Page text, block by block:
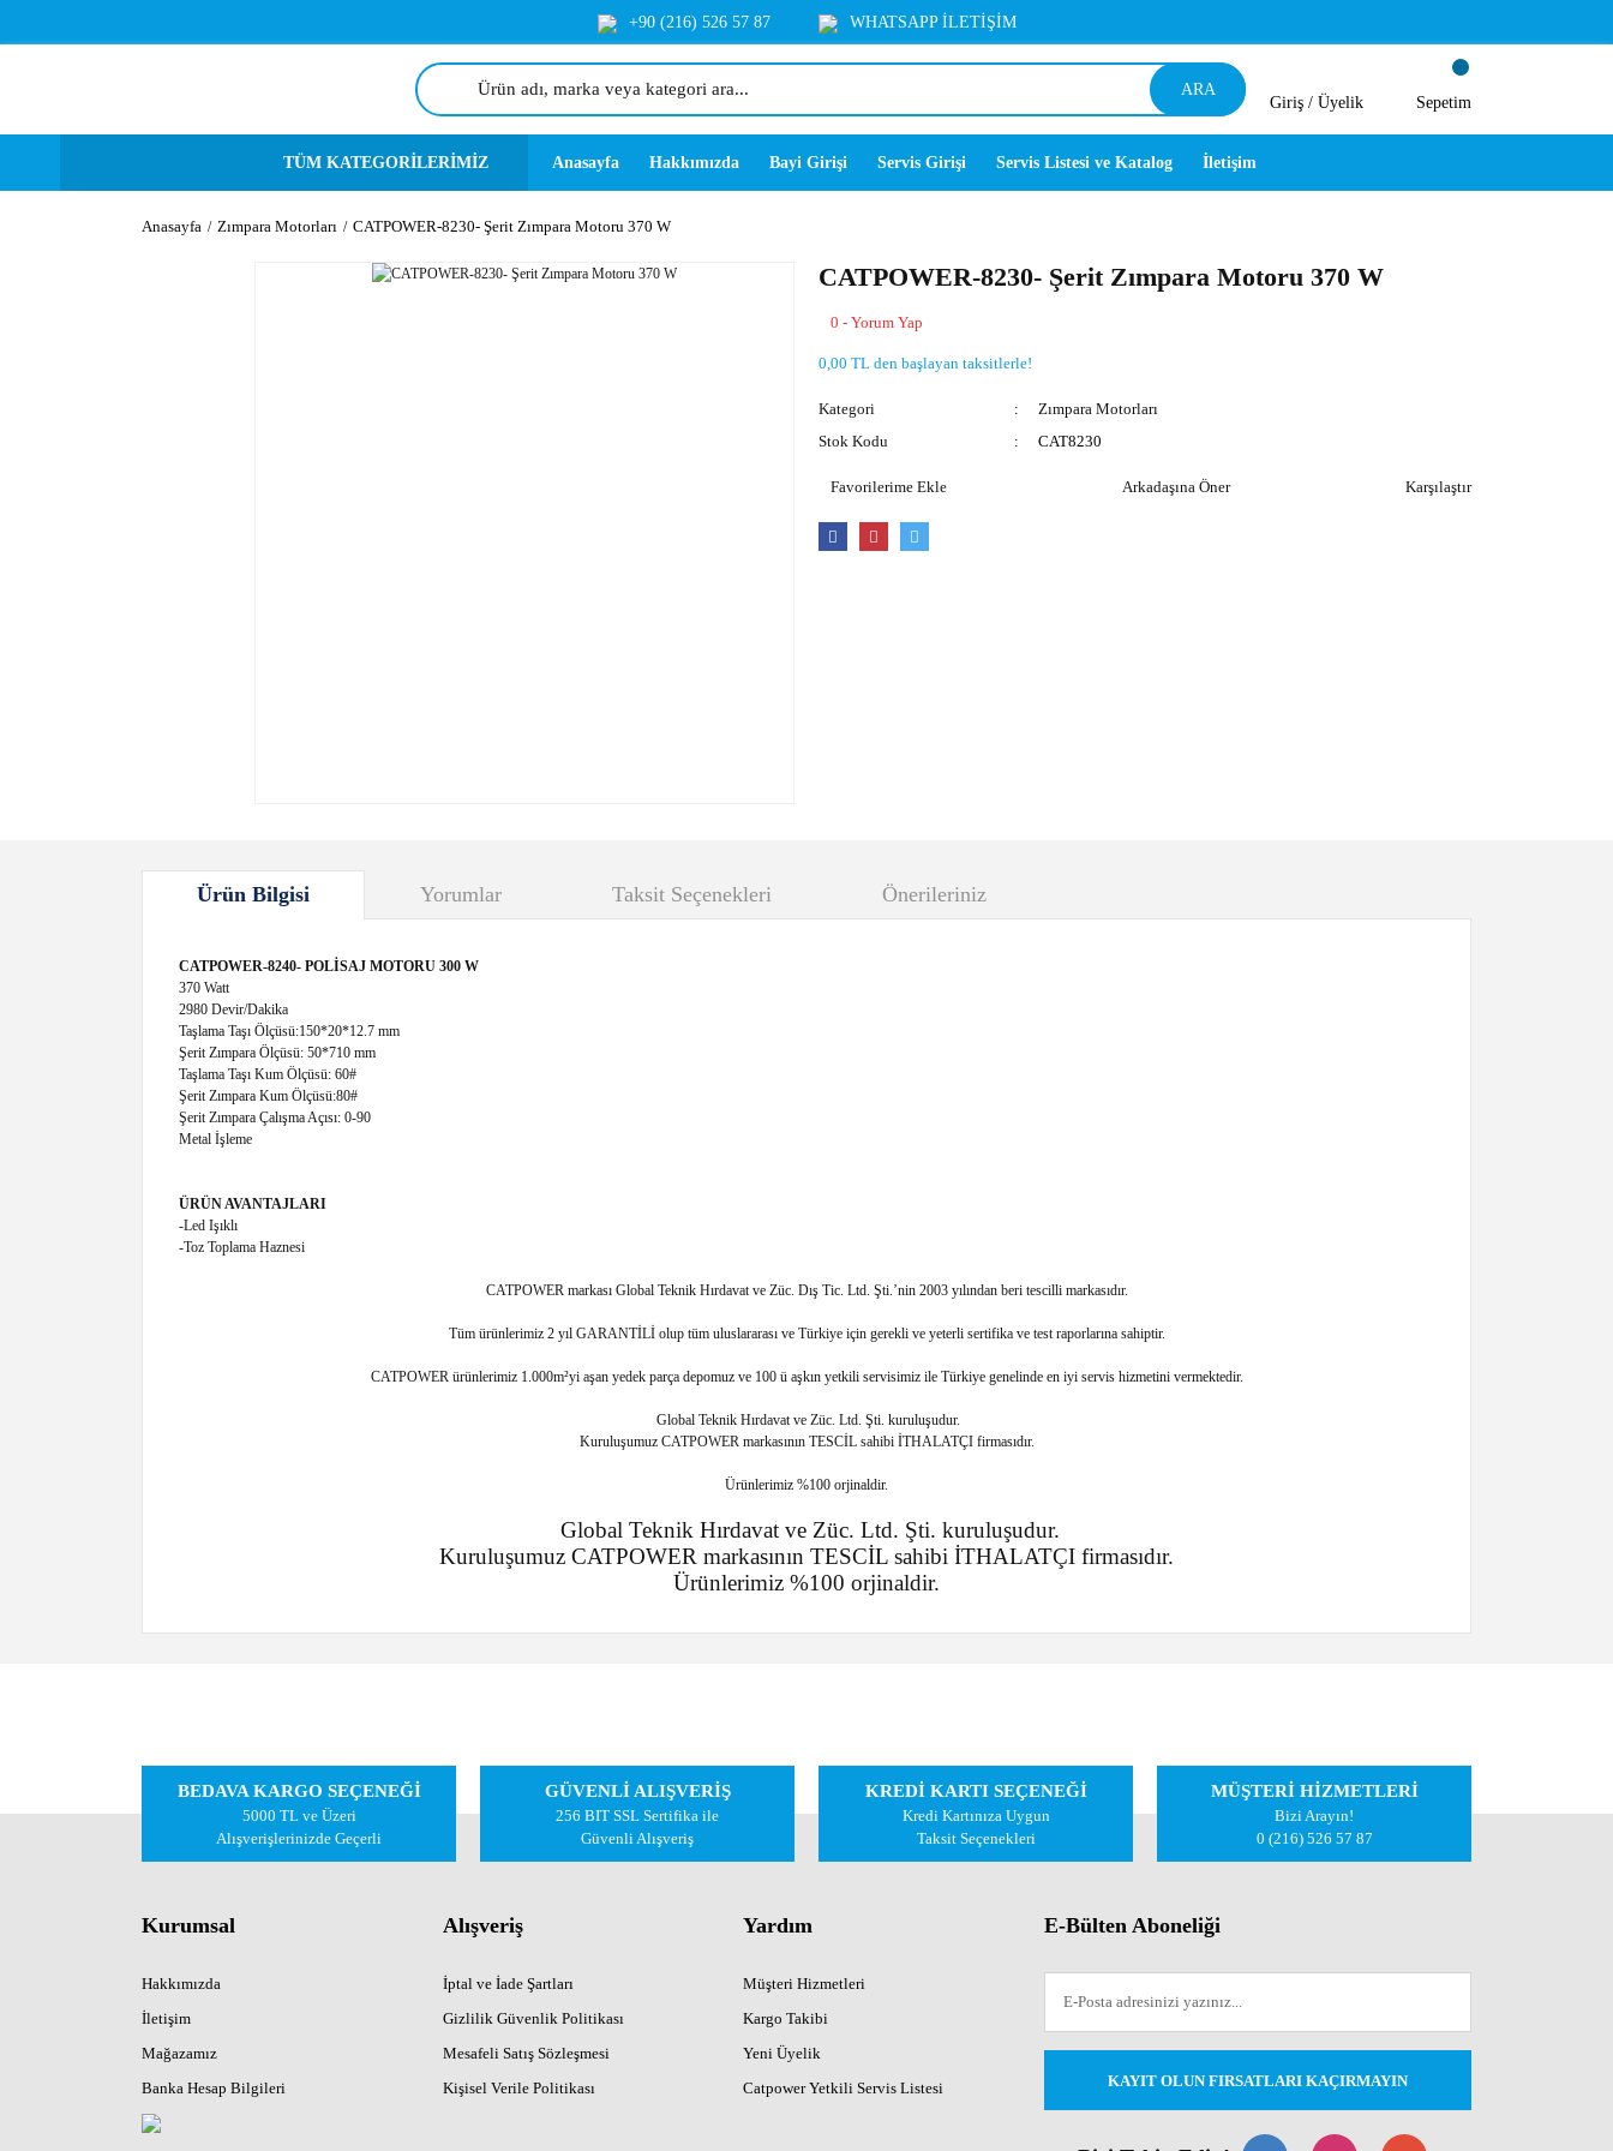
+90 (216) 526 57 87 WHATSAPP İLETİŞİM
ARA
Giriş / Üyelik Sepetim
TÜM KATEGORİLERİMİZ Anasayfa Hakkımızda Bayi Girişi Servis Girişi Servis Listesi ve Katalog İletişim
Anasayfa Zımpara Motorları CATPOWER-8230- Şerit Zımpara Motoru 370 W
CATPOWER-8230- Şerit Zımpara Motoru 370 W
0 - Yorum Yap
0,00 TL den başlayan taksitlerle!
Kategori
Zımpara Motorları
Stok Kodu
CAT8230
Arkadaşına Öner Karşılaştır
Ürün Bilgisi Yorumlar Taksit Seçenekleri Önerileriniz
CATPOWER-8240- POLİSAJ MOTORU 300 W
370 Watt
2980 Devir/Dakika
Taşlama Taşı Ölçüsü:150*20*12.7 mm
Şerit Zımpara Ölçüsü: 50*710 mm
Taşlama Taşı Kum Ölçüsü: 60#
Şerit Zımpara Kum Ölçüsü:80#
Şerit Zımpara Çalışma Açısı: 0-90
Metal İşleme
ÜRÜN AVANTAJLARI
-Led Işıklı
-Toz Toplama Haznesi
CATPOWER markası Global Teknik Hırdavat ve Züc. Dış Tic. Ltd. Şti.’nin 2003 yılından beri tescilli markasıdır.
Tüm ürünlerimiz 2 yıl GARANTİLİ olup tüm uluslararası ve Türkiye için gerekli ve yeterli sertifika ve test raporlarına sahiptir.
CATPOWER ürünlerimiz 1.000m²yi aşan yedek parça depomuz ve 100 ü aşkın yetkili servisimiz ile Türkiye genelinde en iyi servis hizmetini vermektedir.
Global Teknik Hırdavat ve Züc. Ltd. Şti. kuruluşudur.
Kuruluşumuz CATPOWER markasının TESCİL sahibi İTHALATÇI firmasıdır.
Ürünlerimiz %100 orjinaldir.
Global Teknik Hırdavat ve Züc. Ltd. Şti. kuruluşudur.
Kuruluşumuz CATPOWER markasının TESCİL sahibi İTHALATÇI firmasıdır.
Ürünlerimiz %100 orjinaldir.
Ürün resmi kalitesiz, bozuk veya görüntülenemiyor.
Ürün açıklamasında eksik bilgiler bulunuyor.
Ürün bilgilerinde hatalar bulunuyor.
Ürün fiyatı diğer sitelerden daha pahalı.
Gönder
BEDAVA KARGO SEÇENEĞİ
5000 TL ve Üzeri
Alışverişlerinizde Geçerli
GÜVENLİ ALIŞVERİŞ
256 BIT SSL Sertifika ile
Güvenli Alışveriş
KREDİ KARTI SEÇENEĞİ
Kredi Kartınıza Uygun
Taksit Seçenekleri
MÜŞTERİ HİZMETLERİ
Bizi Arayın!
0 (216) 526 57 87
Kurumsal
Hakkımızda
İletişim
Mağazamız
Banka Hesap Bilgileri
Alışveriş
İptal ve İade Şartları
Gizlilik Güvenlik Politikası
Mesafeli Satış Sözleşmesi
Kişisel Verile Politikası
Yardım
Müşteri Hizmetleri
Kargo Takibi
Yeni Üyelik
Catpower Yetkili Servis Listesi
E-Bülten Aboneliği
KAYIT OLUN FIRSATLARI KAÇIRMAYIN